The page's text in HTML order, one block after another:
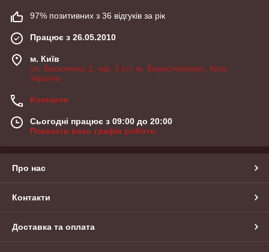
97% позитивних з 36 відгуків за рік
Працює з 26.05.2010
м. Київ
ул. Василенко 1, оф. 2 (ст. м. Берестейская), Київ,
Україна
Контакти
Сьогодні працює з 09:00 до 20:00
Показати весь графік роботи
Про нас
Контакти
Доставка та оплата